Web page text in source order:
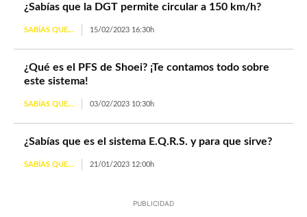
¿Sabías que la DGT permite circular a 150 km/h?
SABÍAS QUE... 15/02/2023 16:30h
¿Qué es el PFS de Shoei? ¡Te contamos todo sobre
este sistema!
SABÍAS QUE... 03/02/2023 10:30h
¿Sabías que es el sistema E.Q.R.S. y para que sirve?
SABÍAS QUE... 21/01/2023 12:00h
PUBLICIDAD